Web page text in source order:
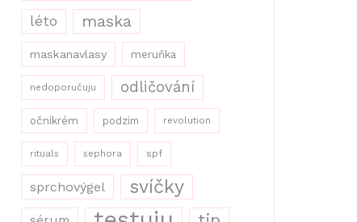
léto maska
maskanavlasy meruňka
nedoporučuju odličování
očníkrém podzim revolution
rituals sephora spf
sprchovýgel svíčky